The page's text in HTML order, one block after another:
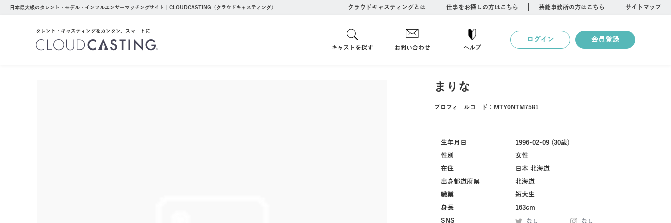
日本最大級のタレント・モデル・インフルエンサーマッチングサイト｜CLOUDCASTING（クラウドキャスティング） クラウドキャスティングとは 仕事をお探しの方はこちら 芸能事務所の方はこちら サイトマップ
タレント・キャスティングをカンタン、スマートに
キャストを探す お問い合わせ ヘルプ
ログイン 会員登録
まりな
プロフィールコード： MTY0NTM7581
生年月日
1996-02-09 (30歳)
性別
女性
在住
日本 北海道
出身都道府県
北海道
職業
短大生
身長
163cm
SNS
なし なし